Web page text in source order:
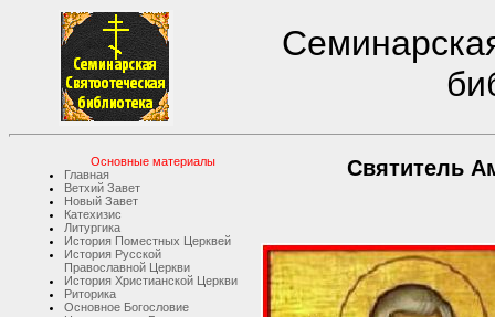
Основные материалы
Главная
Ветхий Завет
Новый Завет
Катехизис
Литургика
История Поместных Церквей
История Русской
Православной Церкви
История Христианской Церкви
Риторика
Основное Богословие
Святитель